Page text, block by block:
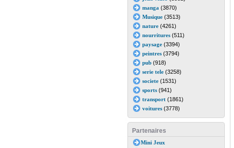
manga (3870)
Musique(3513)
nature(4261)
nourritures(511)
paysage(3394)
peintres(3794)
pub(918)
serie tele(3258)
societe(1531)
sports(941)
transport(1861)
voitures(3778)
Partenaires
Mini Jeux